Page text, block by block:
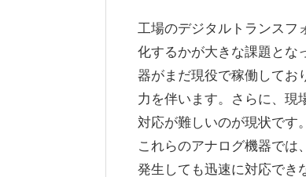
工場のデジタルトランスフ
化するかが大きな課題とな
器がまだ現役で稼働してお
力を伴います。さらに、現
対応が難しいのが現状です。
これらのアナログ機器で
発生しても迅速に対応でき